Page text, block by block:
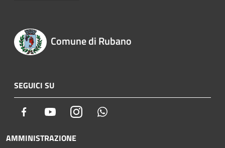
Comune di Rubano
SEGUICI SU
Facebook YoutubeInstagram
AMMINISTRAZIONE